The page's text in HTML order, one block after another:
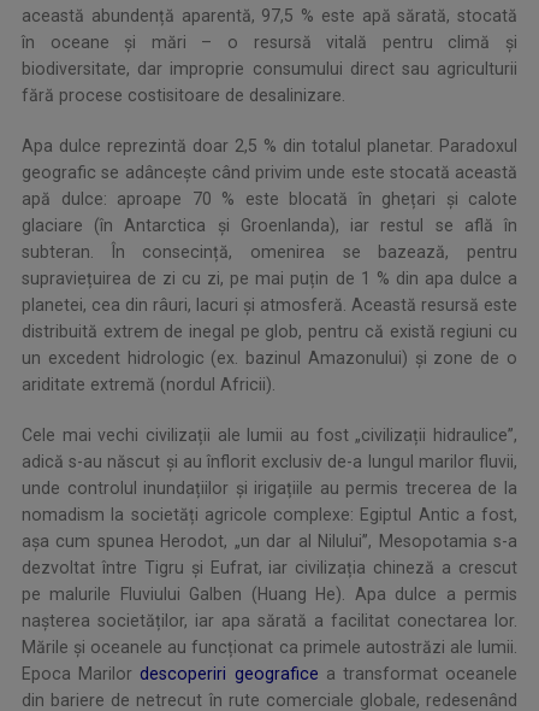
această abundență aparentă, 97,5 % este apă sărată, stocată
în oceane și mări – o resursă vitală pentru climă și
biodiversitate, dar improprie consumului direct sau agriculturii
fără procese costisitoare de desalinizare.
Apa dulce reprezintă doar 2,5 % din totalul planetar. Paradoxul
geografic se adâncește când privim unde este stocată această
apă dulce: aproape 70 % este blocată în ghețari și calote
glaciare (în Antarctica și Groenlanda), iar restul se află în
subteran. În consecință, omenirea se bazează, pentru
supraviețuirea de zi cu zi, pe mai puțin de 1 % din apa dulce a
planetei, cea din râuri, lacuri și atmosferă. Această resursă este
distribuită extrem de inegal pe glob, pentru că există regiuni cu
un excedent hidrologic (ex. bazinul Amazonului) și zone de o
ariditate extremă (nordul Africii).
Cele mai vechi civilizații ale lumii au fost „civilizații hidraulice”,
adică s-au născut și au înflorit exclusiv de-a lungul marilor fluvii,
unde controlul inundațiilor și irigațiile au permis trecerea de la
nomadism la societăți agricole complexe: Egiptul Antic a fost,
așa cum spunea Herodot, „un dar al Nilului”, Mesopotamia s-a
dezvoltat între Tigru și Eufrat, iar civilizația chineză a crescut
pe malurile Fluviului Galben (Huang He). Apa dulce a permis
nașterea societăților, iar apa sărată a facilitat conectarea lor.
Mările și oceanele au funcționat ca primele autostrăzi ale lumii.
Epoca Marilor descoperiri geografice a transformat oceanele
din bariere de netrecut în rute comerciale globale, redesenând